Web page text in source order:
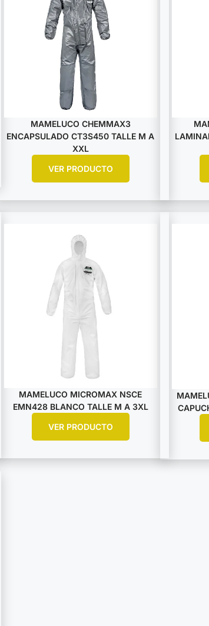
MAMELUCO CHEMMAX3
ENCAPSULADO CT3S450 TALLE M A
XXL
VER PRODUCTO
MAMELUCO MICROMAX NSCE
EMN428 BLANCO TALLE M A 3XL
VER PRODUCTO